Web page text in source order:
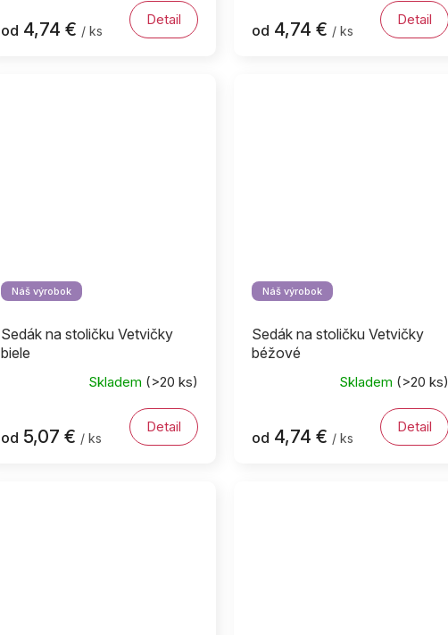
od 4,74 € / ks
Detail
od 4,74 € / ks
Detail
Náš výrobok
Sedák na stoličku Vetvičky
biele
Skladem (>20 ks)
od 5,07 € / ks
Detail
Náš výrobok
Sedák na stoličku Vetvičky
béžové
Skladem (>20 ks)
od 4,74 € / ks
Detail